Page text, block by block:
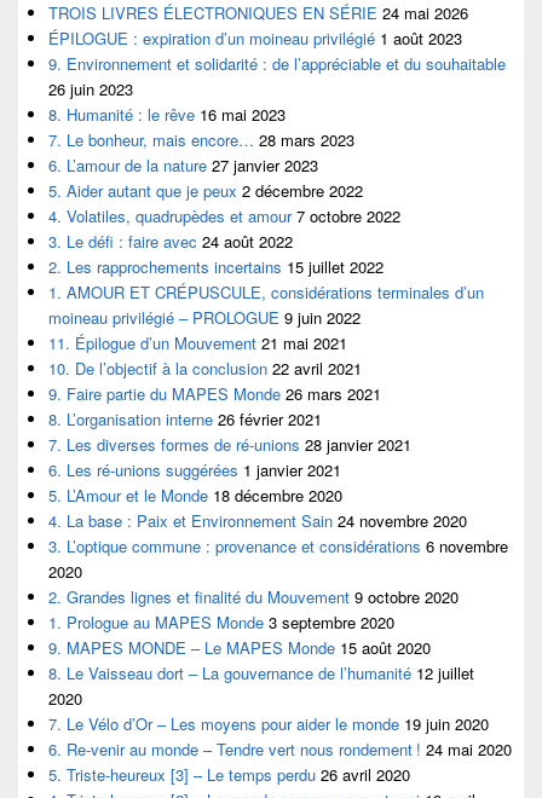
TROIS LIVRES ÉLECTRONIQUES EN SÉRIE 24 mai 2026
ÉPILOGUE : expiration d’un moineau privilégié 1 août 2023
9. Environnement et solidarité : de l’appréciable et du souhaitable
26 juin 2023
8. Humanité : le rêve 16 mai 2023
7. Le bonheur, mais encore… 28 mars 2023
6. L’amour de la nature 27 janvier 2023
5. Aider autant que je peux 2 décembre 2022
4. Volatiles, quadrupèdes et amour 7 octobre 2022
3. Le défi : faire avec 24 août 2022
2. Les rapprochements incertains 15 juillet 2022
1. AMOUR ET CRÉPUSCULE, considérations terminales d’un
moineau privilégié – PROLOGUE 9 juin 2022
11. Épilogue d’un Mouvement 21 mai 2021
10. De l’objectif à la conclusion 22 avril 2021
9. Faire partie du MAPES Monde 26 mars 2021
8. L’organisation interne 26 février 2021
7. Les diverses formes de ré-unions 28 janvier 2021
6. Les ré-unions suggérées 1 janvier 2021
5. L’Amour et le Monde 18 décembre 2020
4. La base : Paix et Environnement Sain 24 novembre 2020
3. L’optique commune : provenance et considérations 6 novembre
2020
2. Grandes lignes et finalité du Mouvement 9 octobre 2020
1. Prologue au MAPES Monde 3 septembre 2020
9. MAPES MONDE – Le MAPES Monde 15 août 2020
8. Le Vaisseau dort – La gouvernance de l’humanité 12 juillet
2020
7. Le Vélo d’Or – Les moyens pour aider le monde 19 juin 2020
6. Re-venir au monde – Tendre vert nous rondement ! 24 mai 2020
5. Triste-heureux [3] – Le temps perdu 26 avril 2020